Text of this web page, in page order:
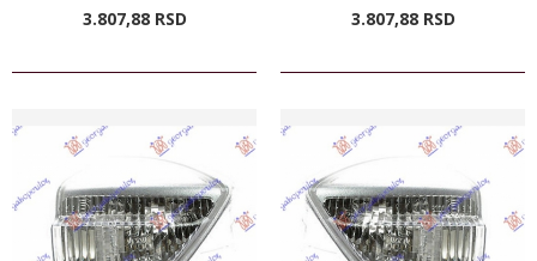
3.807,88 RSD 3.807,88 RSD